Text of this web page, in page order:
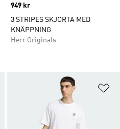
Price
949 kr
3 STRIPES SKJORTA MED
KNÄPPNING
Herr Originals
Lägg till på önskelistan